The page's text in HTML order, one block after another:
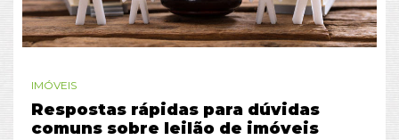
IMÓVEIS
Respostas rápidas para dúvidas
comuns sobre leilão de imóveis